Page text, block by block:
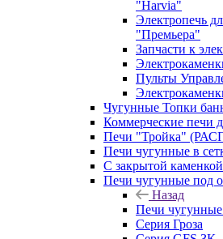
"Harvia"
Электропечь
"Премьера"
Запчасти к
Пульты
Чугунные Топки
Коммерческие печи
Печи "Тройка"
Печи чугунные в
С закрытой
Печи чугунные под
Назад
Печи
Серия Гроза